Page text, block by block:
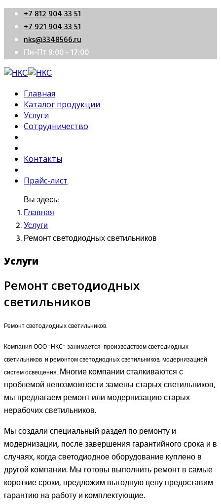
+7 812 904 33 51
+7 921 904 33 51
nks@3348566.ru
Пн-Пт 9:00 - 17:00
Главная
Каталог продукции
Услуги
Сотрудничество
Контакты
Прайс-лист
Вы здесь:
Главная
Услуги
Ремонт светодиодных светильников
Услуги
Ремонт светодиодных
светильников
Ремонт светодиодных светильников.
Компания ООО "НКС" занимается производством светодиодных
светильников и ремонтом светодиодных светильников, модернизацией
систем освещения. Многие компании сталкиваются с
проблемой невозможности замены старых светильников,
мы предлагаем ремонт или модернизацию старых
нерабочих светильников.
Мы создали специальный раздел по ремонту и
модернизации, после завершения гарантийного срока и в
случаях, когда светодиодное оборудование куплено в
другой компании. Мы готовы выполнить ремонт в самые
короткие сроки, предложим выгодную цену предоставим
гарантию на работу и комплектующие.